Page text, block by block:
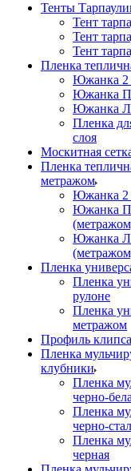
Тенты
Тент
Тент
Тент
Пленка
Южанка 2
Южанка
Южанка
Пленка
слоя
Москитная
Пленка
метражом
Южанка 2
Южанка
Южанка
Пленка
Пленка
рулоне
Пленка
метражом
Профиль
Пленка
клубники
Пленка
черно-
Пленка
черно-
Пленка
черная